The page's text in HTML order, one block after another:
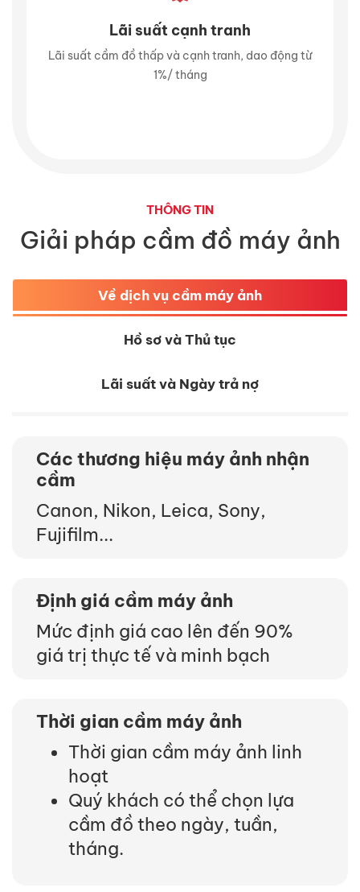
cạnh tranh, dao động từ
Định giá tài sản lên đến 90%
THÔNG TIN
Giải pháp cầm đồ máy ảnh
Về dịch vụ cầm máy ảnh
Hồ sơ và Thủ tục
Lãi suất và Ngày trả nợ
Các thương hiệu máy ảnh nhận
cầm
Canon, Nikon, Leica, Sony,
Fujifilm...
Định giá cầm máy ảnh
Mức định giá cao lên đến 90%
giá trị thực tế và minh bạch
Thời gian cầm máy ảnh
Thời gian cầm máy ảnh linh
hoạt
Quý khách có thể chọn lựa
cầm đồ theo ngày, tuần,
tháng.